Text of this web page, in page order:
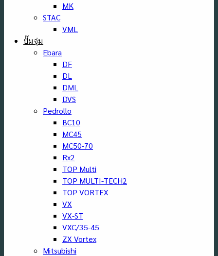
MK
STAC
VML
ปั๊มจุ่ม
Ebara
DF
DL
DML
DVS
Pedrollo
BC10
MC45
MC50-70
Rx2
TOP Multi
TOP MULTI-TECH2
TOP VORTEX
VX
VX-ST
VXC/35-45
ZX Vortex
Mitsubishi